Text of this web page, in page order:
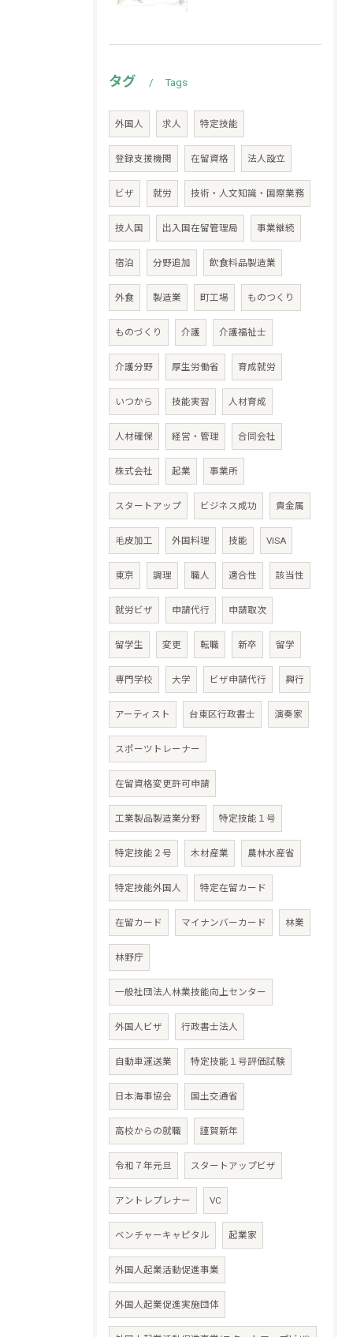
タグ Tags
外国人 求人 特定技能
登録支援機関 在留資格 法人設立
ビザ 就労 技術・人文知識・国際業務
技人国 出入国在留管理局 事業継続
宿泊 分野追加 飲食料品製造業
外食 製造業 町工場 ものつくり
ものづくり 介護 介護福祉士
介護分野 厚生労働省 育成就労
いつから 技能実習 人材育成
人材確保 経営・管理 合同会社
株式会社 起業 事業所
スタートアップ ビジネス成功 貴金属
毛皮加工 外国料理 技能 VISA
東京 調理 職人 適合性 該当性
就労ビザ 申請代行 申請取次
留学生 変更 転職 新卒 留学
専門学校 大学 ビザ申請代行 興行
アーティスト 台東区行政書士 演奏家
スポーツトレーナー
在留資格変更許可申請
工業製品製造業分野 特定技能１号
特定技能２号 木材産業 農林水産省
特定技能外国人 特定在留カード
在留カード マイナンバーカード 林業
林野庁
一般社団法人林業技能向上センター
外国人ビザ 行政書士法人
自動車運送業 特定技能１号評価試験
日本海事協会 国土交通省
高校からの就職 謹賀新年
令和７年元旦 スタートアップビザ
アントレプレナー VC
ベンチャーキャピタル 起業家
外国人起業活動促進事業
外国人起業促進実施団体